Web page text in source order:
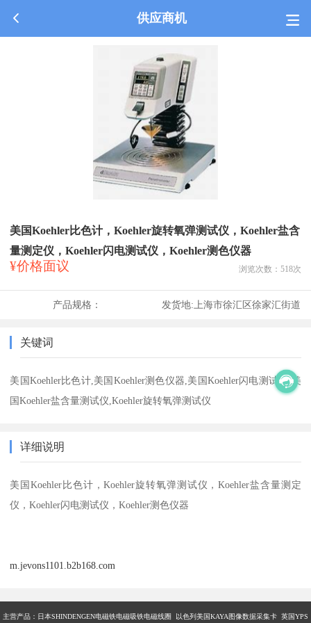
供应商机
美国Koehler比色计，Koehler旋转氧弹测试仪，Koehler盐含
量测定仪，Koehler闪电测试仪，Koehler测色仪器
¥价格面议 浏览次数： 518次
产品规格： 发货地:上海市徐汇区徐家汇街道
关键词
美国Koehler比色计,美国Koehler测色仪器,美国Koehler闪电测试仪,美
国Koehler盐含量测试仪,Koehler旋转氧弹测试仪
详细说明
美国Koehler比色计，Koehler旋转氧弹测试仪，Koehler盐含量测定
仪，Koehler闪电测试仪，Koehler测色仪器
m.jevons1101.b2b168.com
主营产品： 日本SHINDENGEN电磁铁电磁吸铁电磁线圈 以色列美国KAYA图像数据采集卡 英国YPS